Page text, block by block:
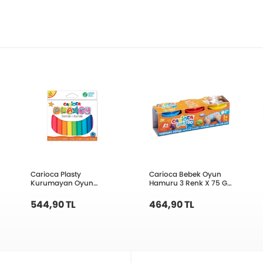
Carioca Plasty
Kurumayan Oyun
42173
544,90 TL
Carioca Bebek Oyun
Hamuru 3 Renk X 75 Gr
464,90 TL